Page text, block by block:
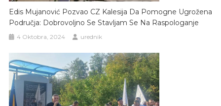
Edis Mujanović Pozvao CZ Kalesija Da Pomogne Ugrožena
Područja: Dobrovoljno Se Stavljam Se Na Raspologanje
4 Oktobra, 2024 urednik